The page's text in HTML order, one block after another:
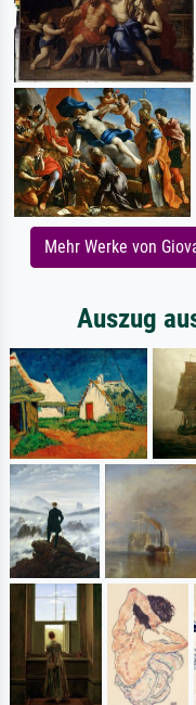
Mehr Werke von
Auszug